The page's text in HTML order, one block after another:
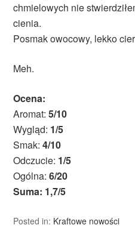
chmielowych nie
cienia.
Posmak owocowy, lekko
Meh.
Ocena:
Aromat:5/10
Wygląd: 1/5
Smak:4/10
Odczucie: 1/5
Ogólna:6/20
Suma: 1,7/5
Posted in: Kraftowe nowości